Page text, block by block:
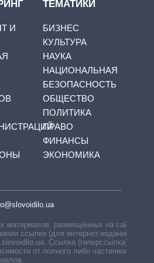
И
ТЕМАТИКИ
БИЗНЕС
КУЛЬТУРА
НАУКА
НАЦИОНАЛЬНАЯ
БЕЗОПАСНОСТЬ
ОБЩЕСТВО
ПОЛИТИКА
ПРАВО
ФИНАНСЫ
ЭКОНОМИКА
материалов, размещённых на сайте,
ссылки (для интернет-изданий —
Ссылка (гиперссылка)
от полного либо частичного